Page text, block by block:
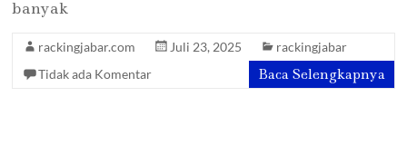
banyak
rackingjabar.com Juli 23, 2025
rackingjabar
Tidak ada Komentar
Baca Selengkapnya